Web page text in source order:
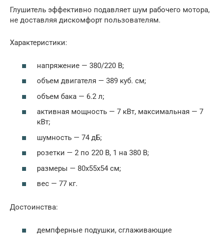
Глушитель эффективно подавляет шум рабочего мотора,
не доставляя дискомфорт пользователям.
Характеристики:
напряжение — 380/220 В;
объем двигателя — 389 куб. см;
объем бака — 6.2 л;
активная мощность — 7 кВт, максимальная — 7
кВт;
шумность — 74 дБ;
розетки — 2 по 220 В, 1 на 380 В;
размеры — 80х55х54 см;
вес — 77 кг.
Достоинства:
демпферные подушки, сглаживающие